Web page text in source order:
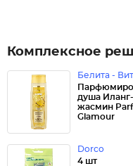
Комплексное
Белита -
душа
жасмин
Glamour
Dorco
4 шт